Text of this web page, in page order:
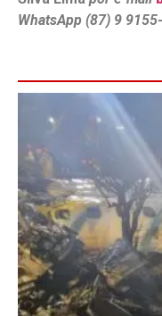
WhatsApp (87) 9